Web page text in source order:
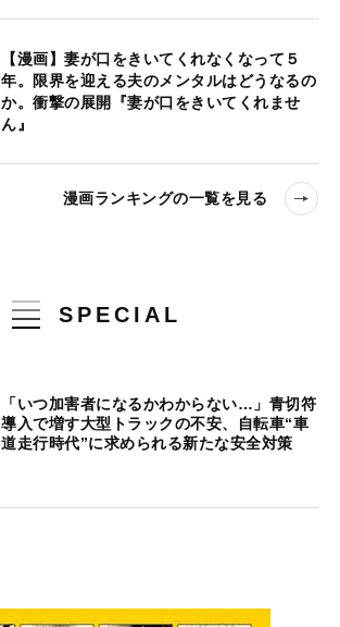
【漫画】妻が口をきいてくれなくなって５
年。限界を迎える夫のメンタルはどうなるの
か。衝撃の展開『妻が口をきいてくれませ
ん』
漫画ランキングの一覧を見る
SPECIAL
「いつ加害者になるかわからない…」青切符
導入で増す大型トラックの不安、自転車“車
道走行時代”に求められる新たな安全対策